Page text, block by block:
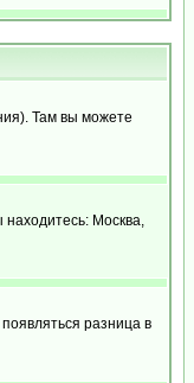
Там вы можете
находитесь: Москва,
разница в